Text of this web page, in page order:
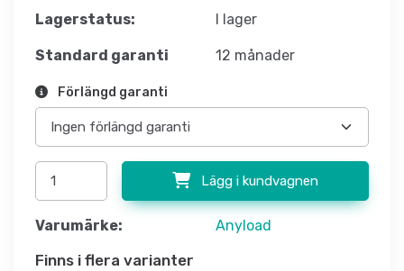
Lagerstatus: I lager
Standard garanti 12 månader
Förlängd garanti
Lägg i kundvagnen
Varumärke: Anyload
Finns i flera varianter